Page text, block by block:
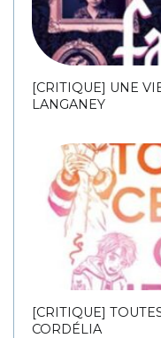
[CRITIQUE] UNE
LANGANEY
[CRITIQUE]
CORDÉLIA